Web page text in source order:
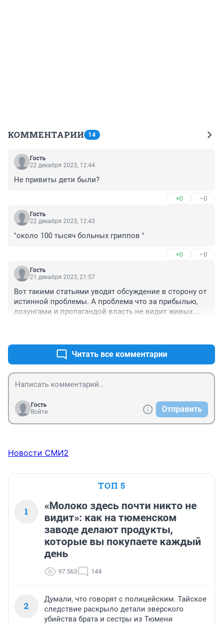
КОММЕНТАРИИ 14
Гость
22 декабря 2023, 12:44
Не привиты дети были?
+0 –0
Гость
22 декабря 2023, 12:43
"около 100 тысяч больных гриппов "
+0 –0
Гость
21 декабря 2023, 21:57
Вот такими статьями уводят обсуждение в сторону от
истинной проблемы. А проблема что за прибылью,
лозунгами и пропагандой власть не видит живых
дети. Были сильные морозы. Дети заболели уже в
лагере. Кто за это ответит?!
Читать все комментарии
Гость
Войти
Отправить
Новости СМИ2
ТОП 5
1
«Молоко здесь почти никто не
видит»: как на тюменском
заводе делают продукты,
которые вы покупаете каждый
день
97 563 144
2
Думали, что говорят с полицейским. Тайское
следствие раскрыло детали зверского
убийства брата и сестры из Тюмени